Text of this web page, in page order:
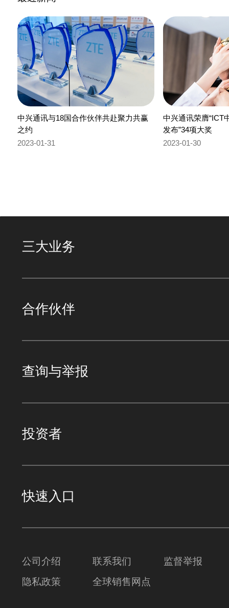
中兴通讯与18国合作伙伴共赴聚力共赢
之约
2023-01-31
中兴通讯荣膺“ICT
发布”34项大奖
2023-01-30
三大业务
合作伙伴
查询与举报
投资者
快速入口
公司介绍 联系我们
监督举报
隐私政策
全球销售网点